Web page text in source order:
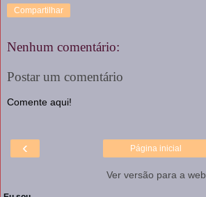
Compartilhar
Nenhum comentário:
Postar um comentário
Comente aqui!
‹ Página inicial
Ver versão para a web